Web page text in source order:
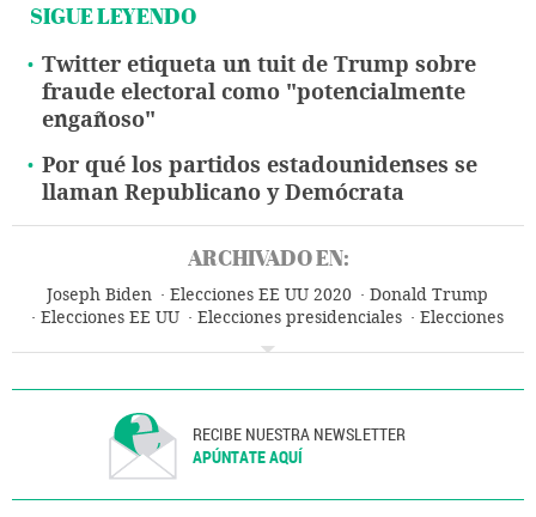
SIGUE LEYENDO
Twitter etiqueta un tuit de Trump sobre
fraude electoral como "potencialmente
engañoso"
Por qué los partidos estadounidenses se
llaman Republicano y Demócrata
ARCHIVADO EN:
Joseph Biden Elecciones EE UU 2020
Donald Trump
Elecciones EE UU
Elecciones presidenciales
Elecciones
RECIBE NUESTRA NEWSLETTER
APÚNTATE AQUÍ